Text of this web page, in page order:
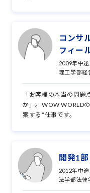
コンサ
フィー
2009年中
理工学部経
「お客様の本当の問
か」。WOW WORLD
案する”仕事です。
開発1部
2012年中
法学部法律